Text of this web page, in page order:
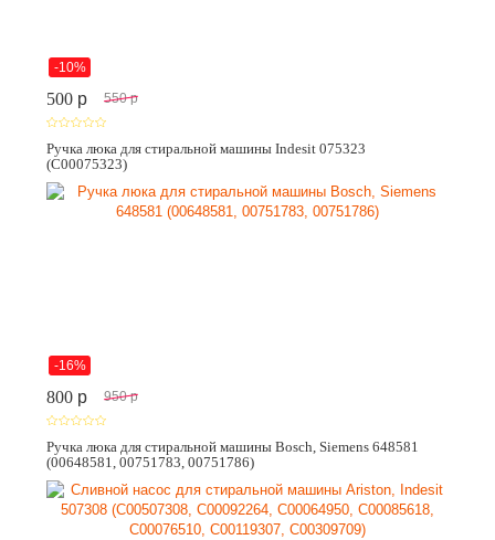
-10%
500 p 550 p
Ручка люка для стиральной машины Indesit 075323
(C00075323)
-16%
800 p 950 p
Ручка люка для стиральной машины Bosch, Siemens 648581
(00648581, 00751783, 00751786)